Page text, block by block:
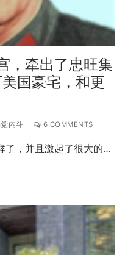
，牵出了忠旺集
国豪宅，和更
内斗 6 COMMENTS
了，并且激起了很大的…